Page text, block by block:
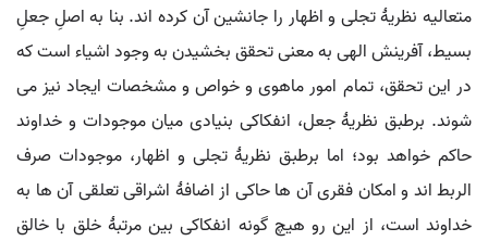
متعالیه نظریۀ تجلی و اظهار را جانشین آن کرده اند. بنا به اصلِ جعلِ
بسیط، آفرینش الهی به معنی تحقق بخشیدن به وجود اشیاء است که
در این تحقق، تمام امور ماهوی و خواص و مشخصات ایجاد نیز می
شوند. برطبق نظریۀ جعل، انفکاکی بنیادی میان موجودات و خداوند
حاکم خواهد بود؛ اما برطبق نظریۀ تجلی و اظهار، موجودات صرف
الربط اند و امکان فقری آن ها حاکی از اضافۀ اشراقی تعلقی آن ها به
خداوند است، از این رو هیچ گونه انفکاکی بین مرتبۀ خلق با خالق